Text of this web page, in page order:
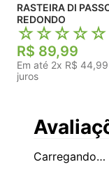
RASTEIRA DI
REDONDO
☆☆☆☆☆
R$ 89,99
Em até 2x R$ 44,99
juros
Carregando…